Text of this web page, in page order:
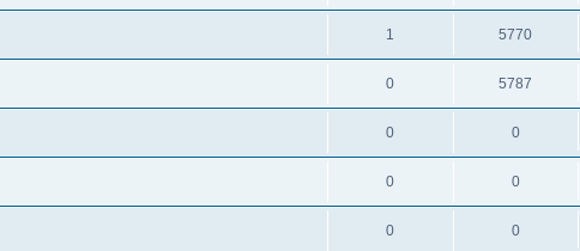
1 5770
0 5787
0 0
0 0
0 0